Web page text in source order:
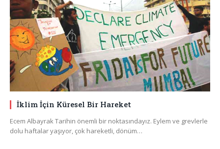
İklim İçin Küresel Bir Hareket
Ecem Albayrak Tarihin önemli bir noktasındayız. Eylem ve grevlerle
dolu haftalar yaşıyor, çok hareketli, dönüm…